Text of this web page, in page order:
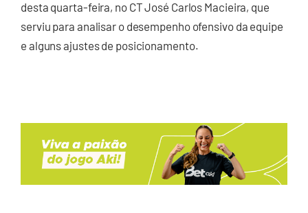
desta quarta-feira, no CT José Carlos Macieira, que
serviu para analisar o desempenho ofensivo da equipe
e alguns ajustes de posicionamento.